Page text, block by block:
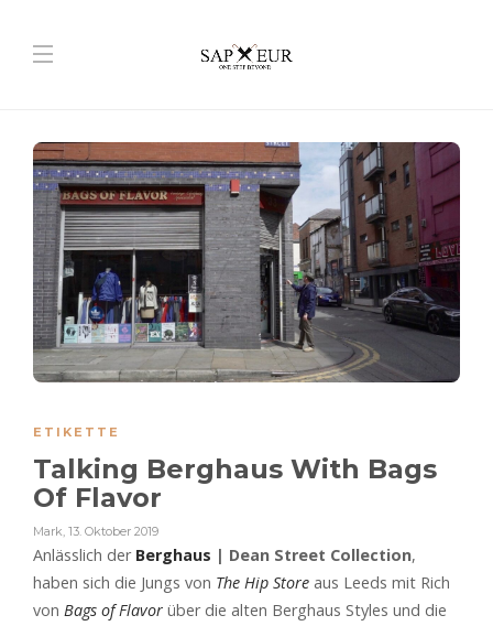
ETIKETTE
Talking Berghaus With Bags
Of Flavor
Mark, 13. Oktober 2019
Anlässlich der Berghaus | Dean Street Collection,
haben sich die Jungs von The Hip Store aus Leeds mit Rich
von Bags of Flavor über die alten Berghaus Styles und die